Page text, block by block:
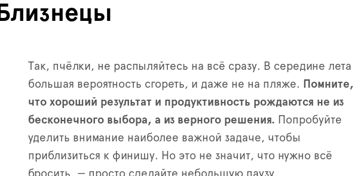
Близнецы
Так, пчёлки, не распыляйтесь на всё сразу. В середине лета
большая вероятность сгореть, и даже не на пляже. Помните,
что хороший результат и продуктивность рождаются не из
бесконечного выбора, а из верного решения. Попробуйте
уделить внимание наиболее важной задаче, чтобы
приблизиться к финишу. Но это не значит, что нужно всё